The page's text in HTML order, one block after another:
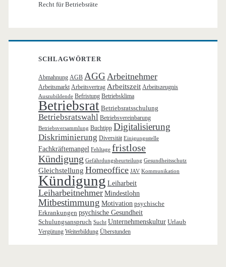
Recht für Betriebsräte
SCHLAGWÖRTER
Abmahnung AGB AGG Arbeitnehmer
Arbeitsmarkt Arbeitsvertrag Arbeitszeit Arbeitszeugnis
Auszubildende Befristung Betriebsklima
Betriebsrat Betriebsratsschulung
Betriebsratswahl Betriebsvereinbarung
Betriebsversammlung Buchtipp Digitalisierung
Diskriminierung Diversität Einigungsstelle
Fachkräftemangel Fehltage fristlose
Kündigung Gefährdungsbeurteilung Gesundheitsschutz
Gleichstellung Homeoffice JAV Kommunikation
Kündigung Leiharbeit
Leiharbeitnehmer Mindestlohn
Mitbestimmung Motivation psychische
Erkrankungen psychische Gesundheit
Schulungsanspruch Sucht Unternehmenskultur Urlaub
Vergütung Weiterbildung Überstunden